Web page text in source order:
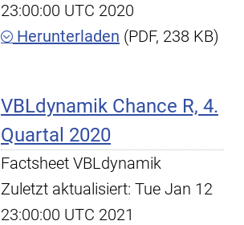
23:00:00 UTC 2020
Herunterladen (PDF, 238 KB)
VBLdynamik Chance R, 4.
Quartal 2020
Factsheet VBLdynamik
Zuletzt aktualisiert: Tue Jan 12
23:00:00 UTC 2021